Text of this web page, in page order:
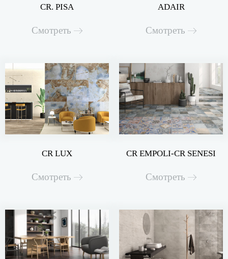
CR. PISA
Смотреть
ADAIR
Смотреть
CR LUX
Смотреть
CR EMPOLI-CR SENESI
Смотреть